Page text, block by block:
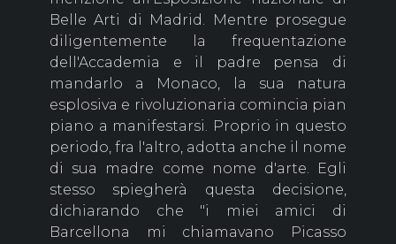
Belle Arti di Madrid. Mentre prosegue
diligentemente la frequentazione
dell'Accademia e il padre pensa di
mandarlo a Monaco, la sua natura
esplosiva e rivoluzionaria comincia pian
piano a manifestarsi. Proprio in questo
periodo, fra l'altro, adotta anche il nome
di sua madre come nome d'arte. Egli
stesso spiegherà questa decisione,
dichiarando che "i miei amici di
Barcellona mi chiamavano Picasso